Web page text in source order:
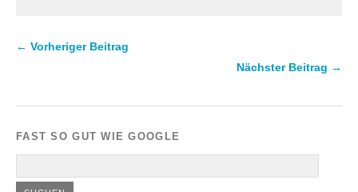
← Vorheriger Beitrag
Nächster Beitrag →
FAST SO GUT WIE GOOGLE